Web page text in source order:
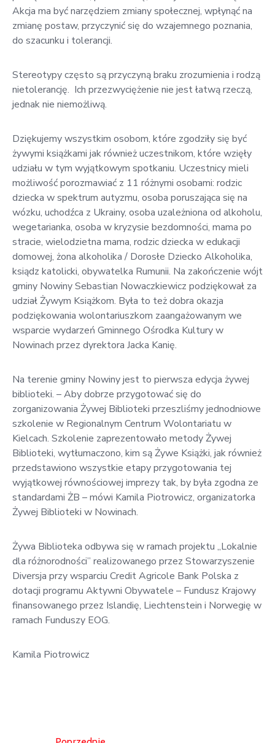
Akcja ma być narzędziem zmiany społecznej, wpłynąć na
zmianę postaw, przyczynić się do wzajemnego poznania,
do szacunku i tolerancji.
Stereotypy często są przyczyną braku zrozumienia i rodzą
nietolerancję. Ich przezwyciężenie nie jest łatwą rzeczą,
jednak nie niemożliwą.
Dziękujemy wszystkim osobom, które zgodziły się być
żywymi książkami jak również uczestnikom, które wzięły
udziału w tym wyjątkowym spotkaniu. Uczestnicy mieli
możliwość porozmawiać z 11 różnymi osobami: rodzic
dziecka w spektrum autyzmu, osoba poruszająca się na
wózku, uchodźca z Ukrainy, osoba uzależniona od alkoholu,
wegetarianka, osoba w kryzysie bezdomności, mama po
stracie, wielodzietna mama, rodzic dziecka w edukacji
domowej, żona alkoholika / Dorosłe Dziecko Alkoholika,
ksiądz katolicki, obywatelka Rumunii. Na zakończenie wójt
gminy Nowiny Sebastian Nowaczkiewicz podziękował za
udział Żywym Książkom. Była to też dobra okazja
podziękowania wolontariuszkom zaangażowanym we
wsparcie wydarzeń Gminnego Ośrodka Kultury w
Nowinach przez dyrektora Jacka Kanię.
Na terenie gminy Nowiny jest to pierwsza edycja żywej
biblioteki. – Aby dobrze przygotować się do
zorganizowania Żywej Biblioteki przeszliśmy jednodniowe
szkolenie w Regionalnym Centrum Wolontariatu w
Kielcach. Szkolenie zaprezentowało metody Żywej
Biblioteki, wytłumaczono, kim są Żywe Książki, jak również
przedstawiono wszystkie etapy przygotowania tej
wyjątkowej równościowej imprezy tak, by była zgodna ze
standardami ŻB – mówi Kamila Piotrowicz, organizatorka
Żywej Biblioteki w Nowinach.
Żywa Biblioteka odbywa się w ramach projektu „Lokalnie
dla różnorodności” realizowanego przez Stowarzyszenie
Diversja przy wsparciu Credit Agricole Bank Polska z
dotacji programu Aktywni Obywatele – Fundusz Krajowy
finansowanego przez Islandię, Liechtenstein i Norwegię w
ramach Funduszy EOG.
Kamila Piotrowicz